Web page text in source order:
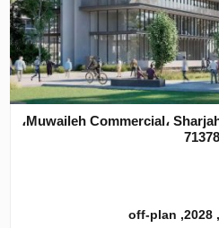
پروژه توسعه The Gate 6 در Muwaileh Commercial، Sharjah،